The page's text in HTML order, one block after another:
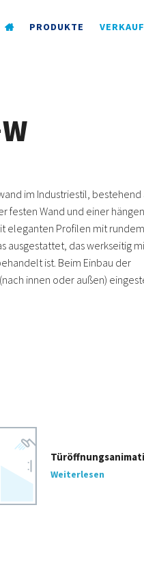
PRODUKTE
im Industriestil, bestehend
festen Wand und einer
eleganten Profilen mit rundem
ausgestattet, das werkseitig
ist. Beim Einbau der
innen oder außen)
Weiterlesen